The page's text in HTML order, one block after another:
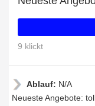
9 klickt
Ablauf: N/A
Neueste Angebote: